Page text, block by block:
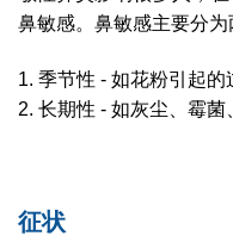
鼻敏感。鼻敏感主要分为
1. 季节性 - 如花粉引起的
2. 长期性 - 如灰尘、霉
征状